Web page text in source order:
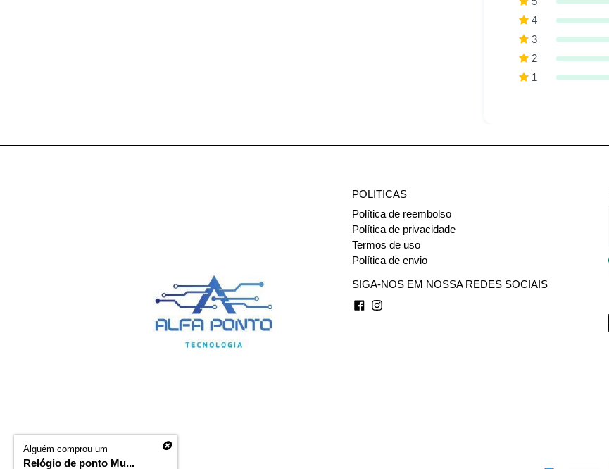
4
3
2
1
POLITICAS
Política de reembolso
Política de privacidade
Termos de uso
Política de envio
SIGA-NOS EM NOSSA REDES SOCIAIS
Facebook
Instagram
Alguém comprou um
Relógio de ponto Mu...